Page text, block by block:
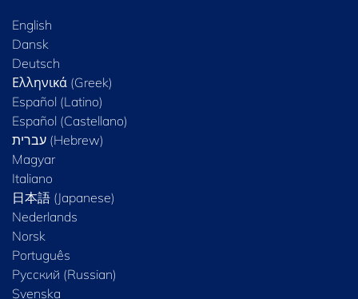
English
Dansk
Deutsch
Ελληνικά (Greek)
Español (Latino)
Español (Castellano)
Magyar
Italiano
日本語 (Japanese)
Nederlands
Norsk
Português
Русский (Russian)
Svenska